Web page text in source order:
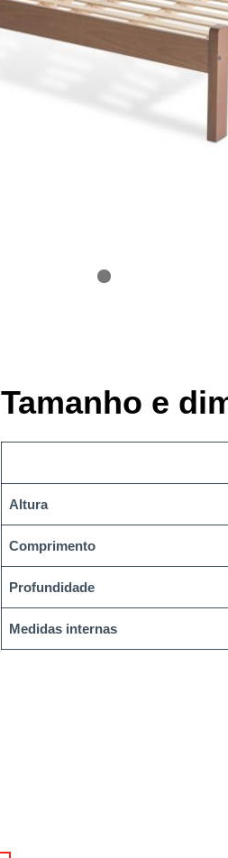
Tamanho e
Altura
Comprimento
Profundidade
Medidas internas